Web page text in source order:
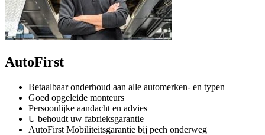
AutoFirst
Betaalbaar onderhoud aan alle automerken- en typen
Goed opgeleide monteurs
Persoonlijke aandacht en advies
U behoudt uw fabrieksgarantie
AutoFirst Mobiliteitsgarantie bij pech onderweg